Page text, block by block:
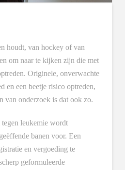
houdt, van hockey of van
om naar te kijken zijn die met
Originele, onverwachte
en een beetje risico optreden,
van onderzoek is dat ook zo.
leukemie wordt
banen voor. Een
en vergoeding te
geformuleerde